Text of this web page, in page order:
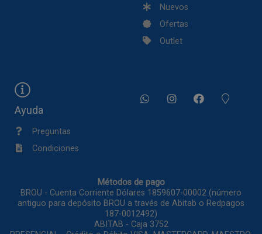
Nuevos
Ofertas
Outlet
Ayuda
Preguntas
Condiciones
Métodos de pago
BROU - Cuenta Corriente Dólares 1859607-00002 (número
antiguo para depósito BROU a través de Abitab o Redpagos
187-0012492)
ABITAB - Caja 3752